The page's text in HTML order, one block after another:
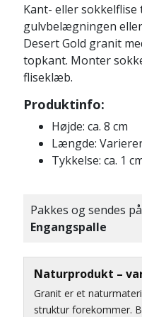
Kant- eller
gulvbelægningen
Desert Gold granit
topkant. Monter
fliseklæb.
Produktinfo:
Højde: ca. 8 cm
Længde:
Tykkelse: ca. 1
Pakkes og sendes
Engangspalle
Naturprodukt –
Granit er et
struktur forekommer.